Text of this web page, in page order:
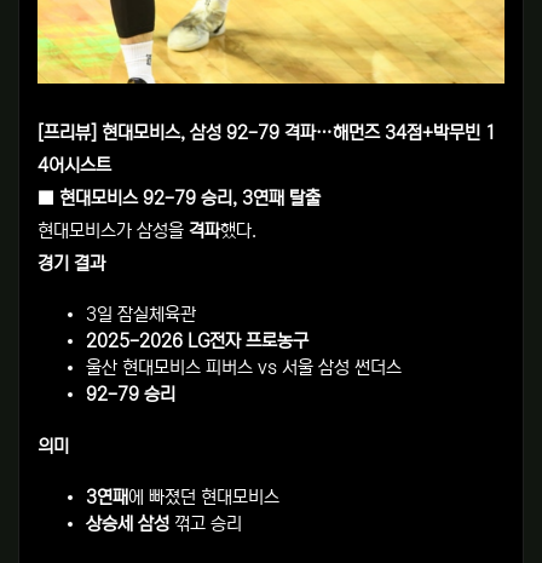
[프리뷰] 현대모비스, 삼성 92-79 격파…해먼즈 34점+박무빈 1
4어시스트
■ 현대모비스 92-79 승리, 3연패 탈출
현대모비스가 삼성을 격파했다.
경기 결과
3일 잠실체육관
2025-2026 LG전자 프로농구
울산 현대모비스 피버스 vs 서울 삼성 썬더스
92-79 승리
의미
3연패에 빠졌던 현대모비스
상승세 삼성 꺾고 승리